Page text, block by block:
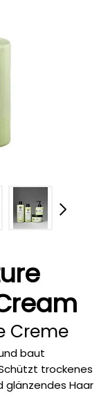
Creme
baut
trockenes
glänzendes Haar